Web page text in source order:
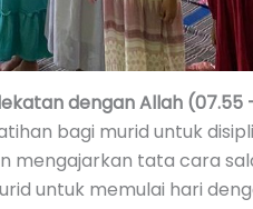
dengan Allah (07.55
bagi murid untuk
mengajarkan tata cara
untuk memulai hari